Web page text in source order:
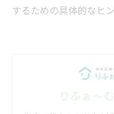
するための具体的なヒ
りふぉ～